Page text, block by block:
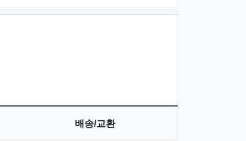
배송/교환